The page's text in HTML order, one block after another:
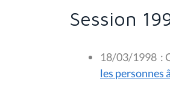
Session
18/03/1998 :
les personnes